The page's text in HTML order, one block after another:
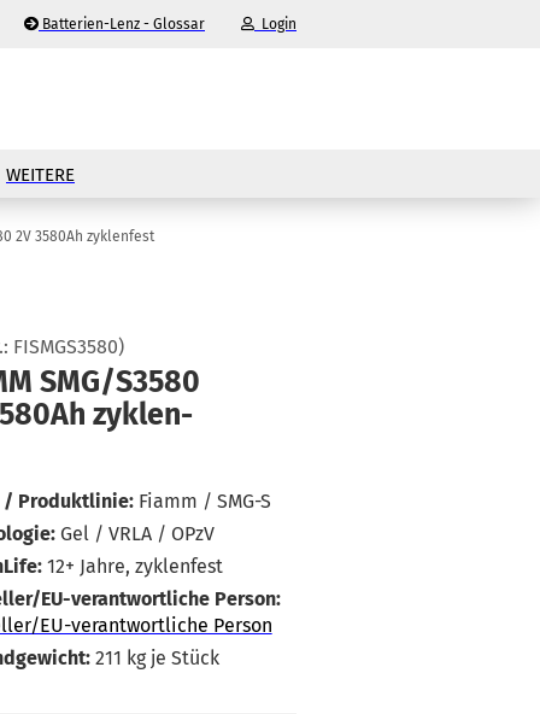
Batterien-Lenz - Glossar Login
erstellen
vergessen?
WEITERE
2V 3580Ah zyklenfest
FISMGS3580)
SMG/S3580
zy­klen­
/ Produktlinie: Fiamm / SMG-S
Gel / VRLA / OPzV
12+ Jahre, zyklenfest
EU-verantwortliche Person:
EU-verantwortliche Person
211 kg je Stück